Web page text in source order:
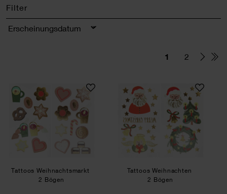
Filter
Sortierung
1 2
Tattoos Weihnachtsmarkt
Tattoos Weihnachtsmarkt
2 Bögen
Tattoos
Tattoos Weihnachten
2 Bögen